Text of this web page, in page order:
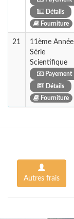
Détails
Fourniture
21
11ème Année
Série
Scientifique
Payement
Détails
Fourniture
Autres frais